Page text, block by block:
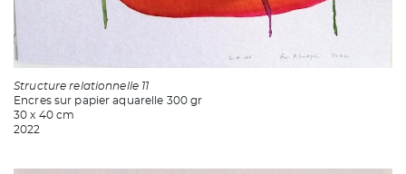
Structure relationnelle 11
Encres sur papier aquarelle 300 gr
30 x 40 cm
2022